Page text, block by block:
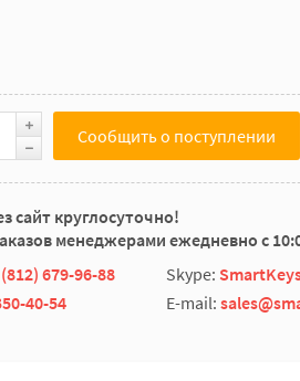
Сообщить о поступлении
сайт круглосуточно!
менеджерами ежедневно с
679-96-88 Skype:
40-54 E-mail: